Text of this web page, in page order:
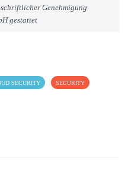
Genehmigung
gestattet
SECURITY SECURITY